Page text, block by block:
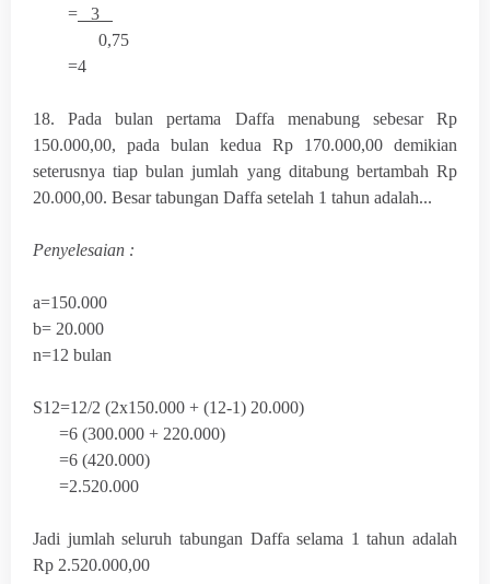
= 3
0,75
=4
18. Pada bulan pertama Daffa menabung sebesar Rp
150.000,00, pada bulan kedua Rp 170.000,00 demikian
seterusnya tiap bulan jumlah yang ditabung bertambah Rp
20.000,00. Besar tabungan Daffa setelah 1 tahun adalah...
Penyelesaian :
a=150.000
b= 20.000
n=12 bulan
S12=12/2 (2x150.000 + (12-1) 20.000)
=6 (300.000 + 220.000)
=6 (420.000)
=2.520.000
Jadi jumlah seluruh tabungan Daffa selama 1 tahun adalah
Rp 2.520.000,00